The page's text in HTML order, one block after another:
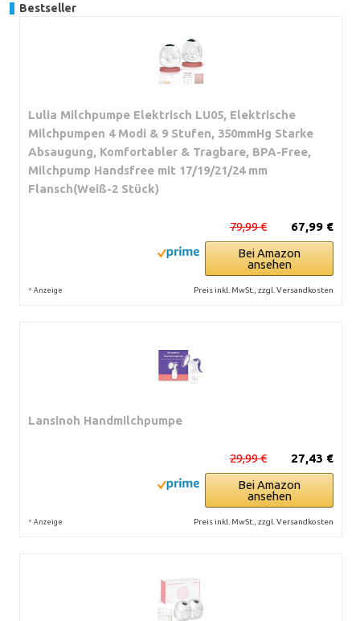
Bestseller
Lulia Milchpumpe Elektrisch LU05, Elektrische
Milchpumpen 4 Modi & 9 Stufen, 350mmHg Starke
Absaugung, Komfortabler & Tragbare, BPA-Free,
Milchpump Handsfree mit 17/19/21/24 mm
Flansch(Weiß-2 Stück)
67,99 €
79,99 €
Bei Amazon
ansehen
* Anzeige Preis inkl. MwSt., zzgl. Versandkosten
Lansinoh Handmilchpumpe
27,43 €
29,99 €
Bei Amazon
ansehen
* Anzeige Preis inkl. MwSt., zzgl. Versandkosten